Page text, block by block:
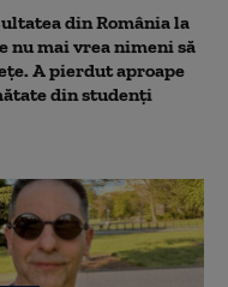
din România la
nu mai vrea nimeni să
A pierdut aproape
din studenţi